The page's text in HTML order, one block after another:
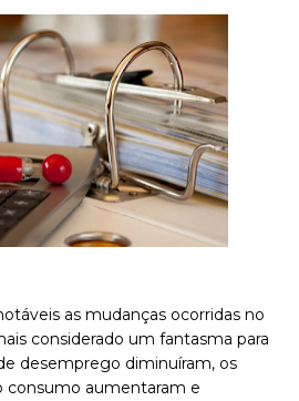
as mudanças ocorridas no
considerado um fantasma para
desemprego diminuíram, os
consumo aumentaram e